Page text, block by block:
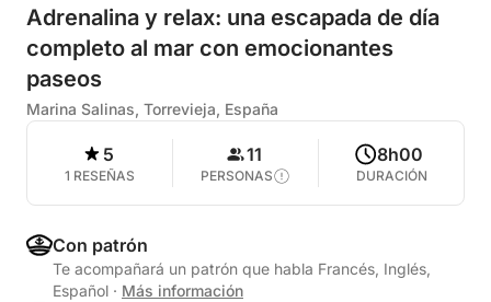
Adrenalina y relax: una escapada de día
completo al mar con emocionantes
paseos
Marina Salinas, Torrevieja, España
5
1 RESEÑAS
11
PERSONAS
8h00
DURACIÓN
Con patrón
Te acompañará un patrón que habla Francés, Inglés,
Español · Más información